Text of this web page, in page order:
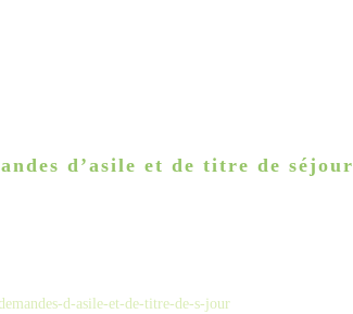
d’asile et de titre de séjour
d-asile-et-de-titre-de-s-jour